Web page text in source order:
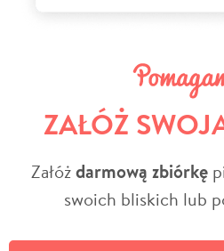
ZAŁÓŻ
Załóżdarmową zbiórkę
swoich bliskich lub